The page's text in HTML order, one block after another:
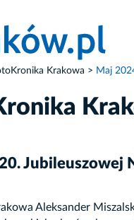
Krakowa Maj
Jubileuszowej
Aleksander